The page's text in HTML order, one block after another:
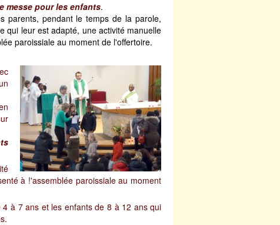
messe pour les enfants.
parents, pendant le temps de la parole,
qui leur est adapté, une activité manuelle
paroissiale au moment de l'offertoire.
à !'assemblée paroissiale au moment
à 7 ans et les enfants de 8 à 12 ans qui